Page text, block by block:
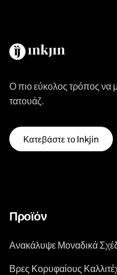
Ο πιο εύκολος τρόπος να
τατουάζ.
Κατεβάστε το Inkjin
Προϊόν
Ανακάλυψε Μοναδικά
Βρες Κορυφαίους